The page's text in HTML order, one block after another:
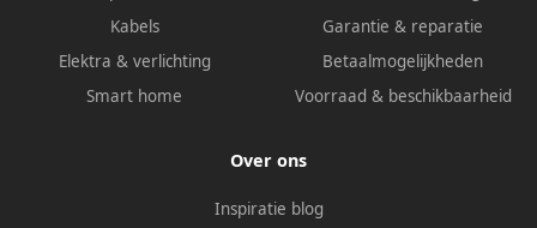
Kabels
Elektra & verlichting
Smart home
Garantie & reparatie
Betaalmogelijkheden
Voorraad & beschikbaarheid
Over ons
Inspiratie blog